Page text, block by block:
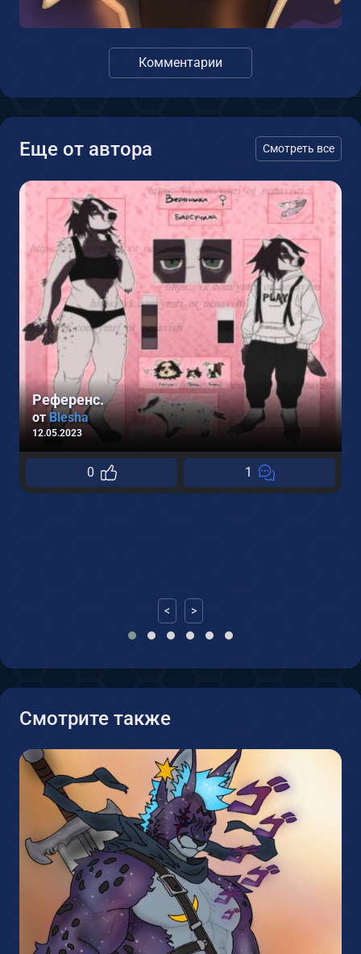
Комментарии
Еще от автора Смотреть все
Референс.
отBlesha
12.05.2023
0 1
< >
Смотрите также